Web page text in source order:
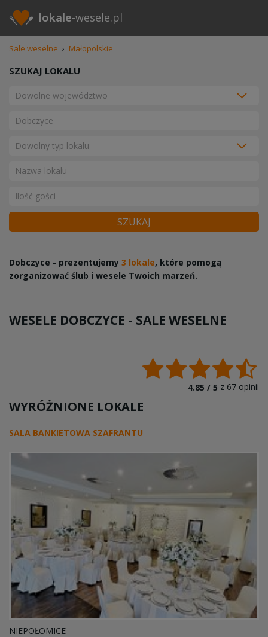
lokale-wesele.pl
Sale weselne › Małopolskie
SZUKAJ LOKALU
SZUKAJ
Dobczyce - prezentujemy 3 lokale, które pomogą
zorganizować ślub i wesele Twoich marzeń.
WESELE DOBCZYCE - SALE WESELNE
4.85 / 5 z 67 opinii
WYRÓŻNIONE LOKALE
SALA BANKIETOWA SZAFRANTU
NIEPOŁOMICE